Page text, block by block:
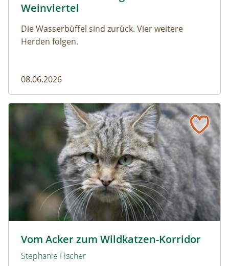
Weinviertel
Die Wasserbüffel sind zurück. Vier weitere
Herden folgen.
08.06.2026
Vom Acker zum Wildkatzen-Korridor
Stephanie Fischer
Vom Acker zum Wildkatzen-Korridor